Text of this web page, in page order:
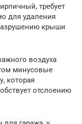
требует
для удаления
крыши
воздуха
минусовые
которая
отслоению